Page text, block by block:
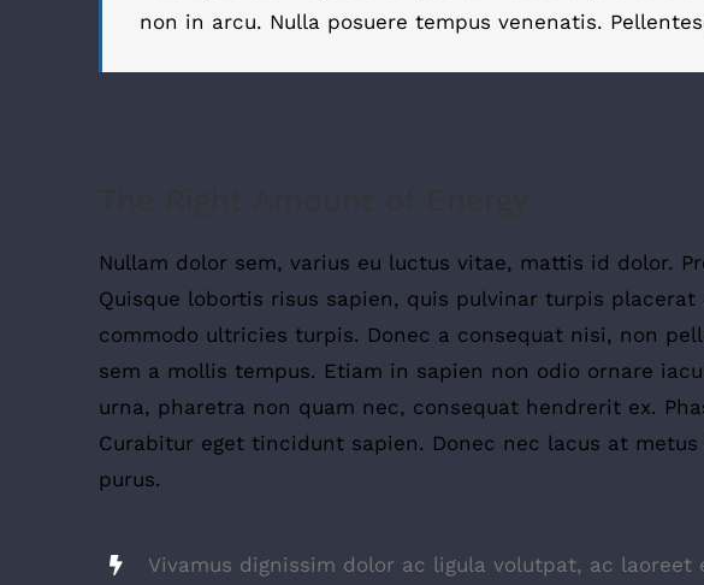
non in arcu. Nulla posuere tempus venenatis.
Nullam dolor sem, varius eu luctus vitae, mattis id dolor.
Quisque lobortis risus sapien, quis pulvinar turpis placerat
commodo ultricies turpis. Donec a consequat nisi, non
sem a mollis tempus. Etiam in sapien non odio ornare
urna, pharetra non quam nec, consequat hendrerit ex.
Curabitur eget tincidunt sapien. Donec nec lacus at
purus.
Vivamus dignissim dolor ac ligula volutpat, ac laoreet